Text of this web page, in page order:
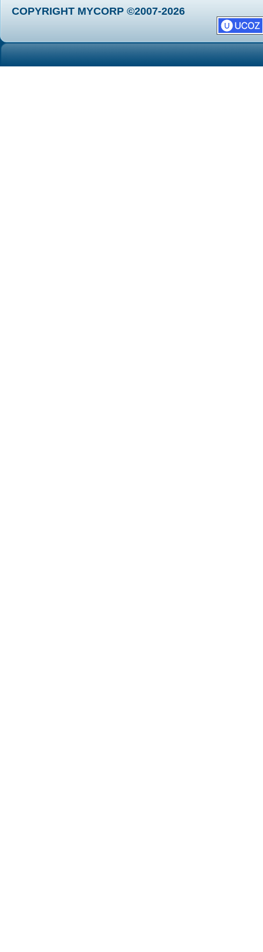
COPYRIGHT MYCORP ©2007-2026